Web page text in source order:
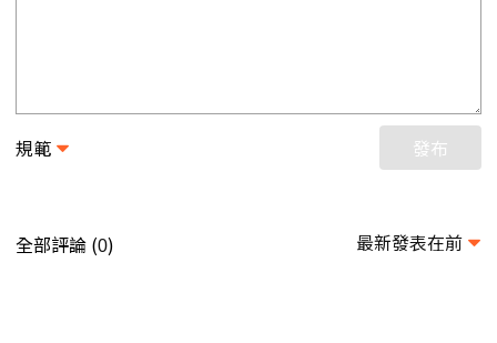
規範 發布
全部評論 (0) 最新發表在前